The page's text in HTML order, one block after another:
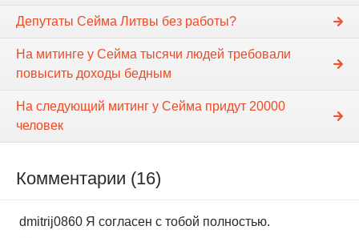
Депутаты Сейма Литвы без работы?
На митинге у Сейма тысячи людей требовали
повысить доходы бедным
На следующий митинг у Сейма придут 20000
человек
Комментарии (16)
dmitrij0860 Я согласен с тобой полностью.